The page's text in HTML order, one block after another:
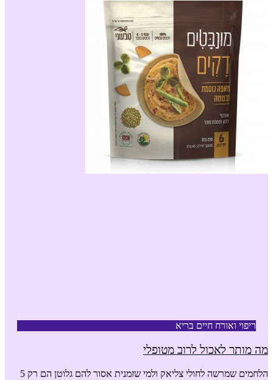
ריפוי ואורח חיים בריא
מה מותר לאכול לרוב מטופלי
הלחמים שמרשה לחולי צליאק ולמי שזמנית אסור להם גלוטן הם רק 5